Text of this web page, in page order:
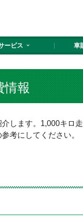
ービス 車
情報
します。1,000キロ
考にしてください。